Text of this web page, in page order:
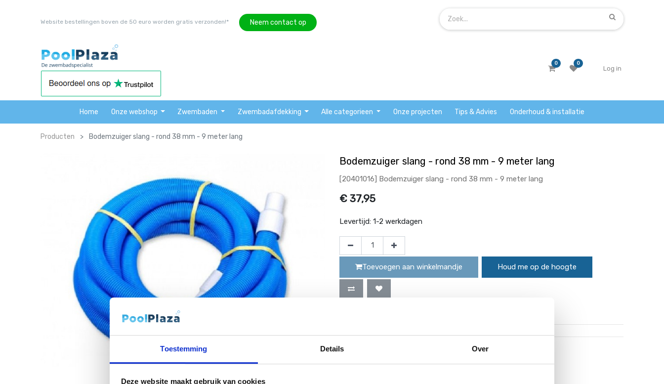
Toestemming Details Over
Deze website maakt gebruik van cookies
Website bestellingen boven de 50 euro worden gratis verzonden!* Neem contact op
0 0
Log in
Home Onze webshop Zwembaden Zwembadafdekking Alle categorieen Onze projecten Tips & Advies Onderhoud & installatie
Producten Bodemzuiger slang - rond 38 mm - 9 meter lang
Bodemzuiger slang - rond 38 mm - 9 meter lang
[20401016] Bodemzuiger slang - rond 38 mm - 9 meter lang
€ 37,95
Levertijd: 1-2 werkdagen
Toevoegen aan winkelmandje Houd me op de hoogte
Website bestellingen boven de 50 euro worden gratis verzonden!*